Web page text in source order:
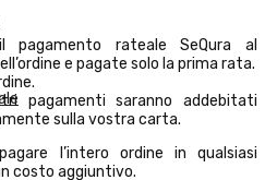
pagamento rateale SeQura al
e pagate solo la prima rata.
pagamenti saranno addebitati
sulla vostra carta.
l’intero ordine in qualsiasi
costo aggiuntivo.